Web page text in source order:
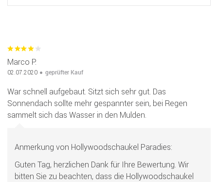
Marco P.
02.07.2020 geprüfter Kauf
War schnell aufgebaut. Sitzt sich sehr gut. Das
Sonnendach sollte mehr gespannter sein, bei Regen
sammelt sich das Wasser in den Mulden.
Anmerkung von Hollywoodschaukel Paradies:
Guten Tag, herzlichen Dank für Ihre Bewertung. Wir
bitten Sie zu beachten, dass die Hollywoodschaukel